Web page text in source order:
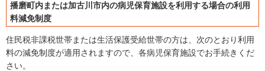
播磨町内または加古川市内の病児保育施設を利用する場合の利用
料減免制度
住民税非課税世帯または生活保護受給世帯の方は、次のとおり利用
料の減免制度が適用されますので、各病児保育施設でお手続きくだ
さい。